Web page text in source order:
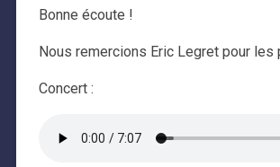
Bonne écoute !
Nous remercions Eric Legret pour les
Concert :